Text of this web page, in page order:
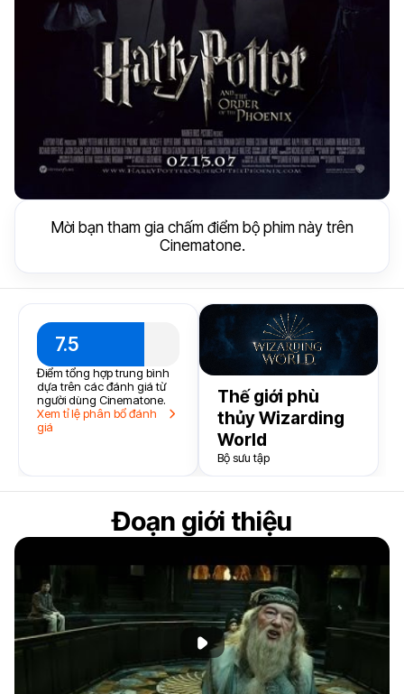
Mời bạn tham gia chấm điểm bộ phim này trên
Cinematone.
7.5
Điểm tổng hợp trung bình
dựa trên các đánh giá từ
người dùng Cinematone.
Xem tỉ lệ phân bổ đánh
giá
Thế giới phù
thủy Wizarding
World
Bộ sưu tập
Đoạn giới thiệu
Phát đoạn giới thiệu